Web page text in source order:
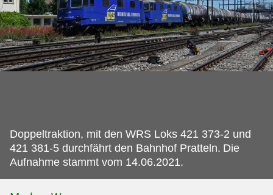
Doppeltraktion, mit den WRS Loks 421 373-2 und
421 381-5 durchfährt den Bahnhof Pratteln. Die
Aufnahme stammt vom 14.06.2021.